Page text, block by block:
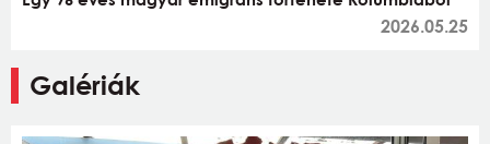
2026.05.25
Galériák